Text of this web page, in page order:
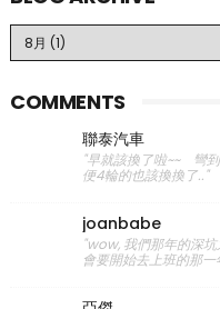
COMMENTS
聯泰汽車
"早就該換了啦~~ 彎
便4輪的也該換換了.."
joanbabe
"wow, 我們那年的深
會要開始去上班的那一